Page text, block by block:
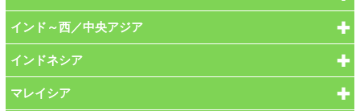
インド～西／中央アジア
インドネシア
マレイシア